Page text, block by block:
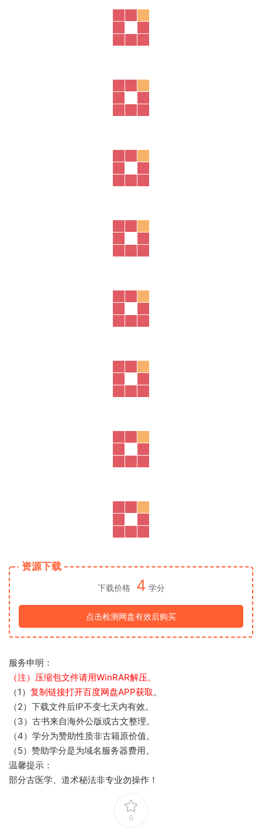
资源下载
下载价格 4 学分
点击检测网盘有效后购买
服务申明：
（注）压缩包文件请用WinRAR解压。
（1） 复制链接打开百度网盘APP获取。
（2）下载文件后IP不变七天内有效。
（3）古书来自海外公版或古文整理。
（4）学分为赞助性质非古籍原价值。
（5）赞助学分是为域名服务器费用。
温馨提示：
部分古医学、道术秘法非专业勿操作！
0